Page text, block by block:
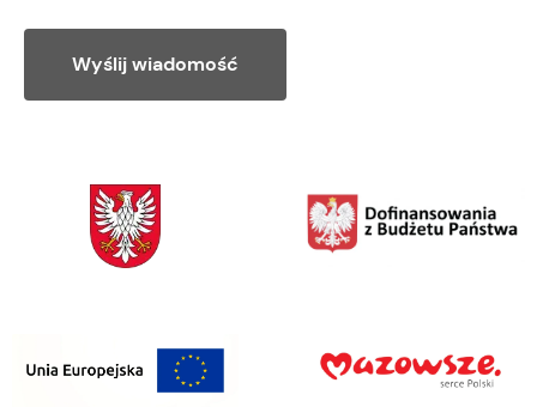
Wyślij wiadomość